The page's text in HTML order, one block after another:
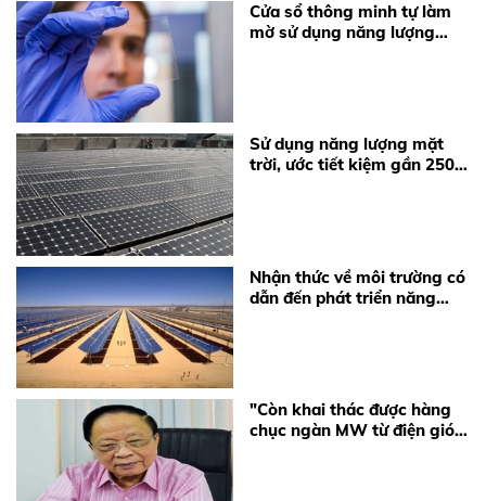
Cửa sổ thông minh tự làm
mờ sử dụng năng lượng
Sử dụng năng lượng mặt
trời, ước tiết kiệm gần 250
Nhận thức về môi trường có
dẫn đến phát triển năng
"Còn khai thác được hàng
chục ngàn MW từ điện gió,